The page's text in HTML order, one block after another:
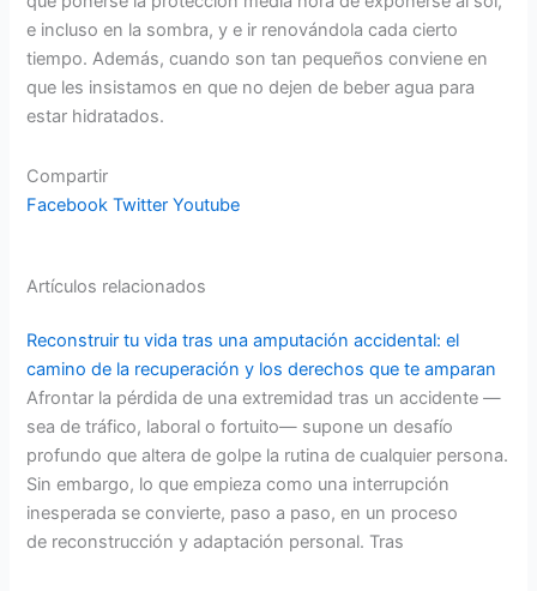
e incluso en la sombra, y e ir renovándola cada cierto
tiempo. Además, cuando son tan pequeños conviene en
que les insistamos en que no dejen de beber agua para
estar hidratados.
Compartir
Facebook Twitter Youtube
Artículos relacionados
Reconstruir tu vida tras una amputación accidental: el
camino de la recuperación y los derechos que te amparan
Afrontar la pérdida de una extremidad tras un accidente —
sea de tráfico, laboral o fortuito— supone un desafío
profundo que altera de golpe la rutina de cualquier persona.
Sin embargo, lo que empieza como una interrupción
inesperada se convierte, paso a paso, en un proceso
de reconstrucción y adaptación personal. Tras